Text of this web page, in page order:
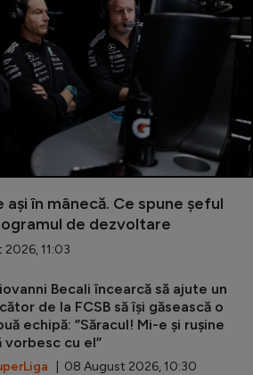
în mânecă. Ce spune șeful
de dezvoltare
11:03
Becali încearcă să ajute un
de la FCSB să își găsească o
echipă: ”Săracul! Mi-e și rușine
vorbesc cu el”
| 08 August 2026, 10:30